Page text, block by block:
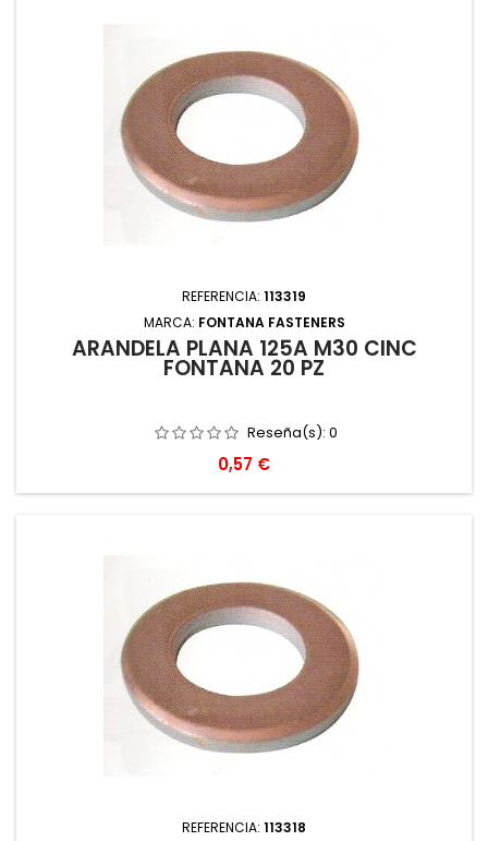
REFERENCIA: 113319
MARCA: FONTANA FASTENERS
ARANDELA PLANA 125A M30 CINC
FONTANA 20 PZ
Reseña(s): 0
Precio
0,57 €
REFERENCIA: 113318